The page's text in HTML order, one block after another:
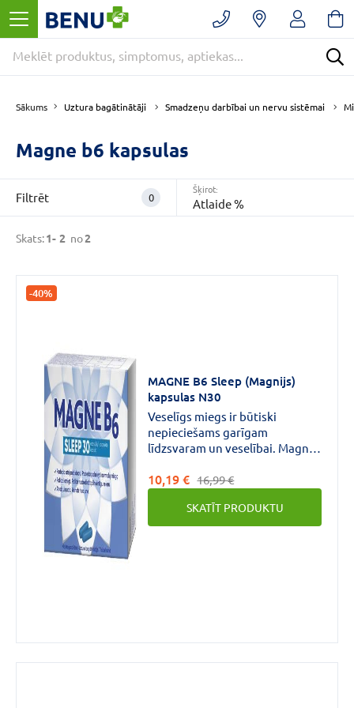
Sākums Uztura bagātinātāji Smadzeņu darbībai un nervu sistēmai
FiltrētNoņemt
filtrus
Kategorijas
E
-
APTIEKA
(2)
Uztura
bagātinātāji
Magnijs (1)
VAIRĀK
CENA
€ līdz €
Zīmols
Magne b6 kapsulas
Skats:1- 2 no2
Filtrēt 0
Šķirot:
Atlaide %
-40%
MAGNE B6 Sleep (Magnijs)
kapsulas N30
Veselīgs miegs ir būtiski
nepieciešams garīgam
līdzsvaram un veselībai. Magne
izvēlēti augu ekstrakti, magnijs
un B6 vitamīns.
10,19 € 16,99 €
SKATĪT PRODUKTU